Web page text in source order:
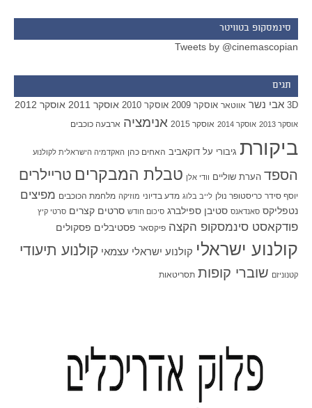
סינמסקופ בטוויטר
Tweets by @cinemascopian
תגים
3D אבי נשר אווטאר אוסקר 2009 אוסקר 2010 אוסקר 2011 אוסקר 2012
אוסקר 2013 אוסקר 2014 אוסקר 2015 אנימציה ארבעה כוכבים
ביקורת גיבורי על דוקאביב האחים כהן האקדמיה הישראלית לקולנוע
הספד הערת שוליים וודי אלן טבלת המבקרים טריילרים
יוסף סידר כריסטופר נולן לייב בלוג מדע בדיוני מוזיקה מלחמת הכוכבים מפיצים
נטפליקס סאנדאנס סטיבן ספילברג סיכום חודש סרטים קצרים סרטי קיץ
פודקאסט סינמסקופ הקצה פיקסאר פסטיבלים פסקולים
קולנוע ישראלי קולנוע ישראלי עצמאי קולנוע תיעודי
קטנוניזם שוברי קופות תסריטאות